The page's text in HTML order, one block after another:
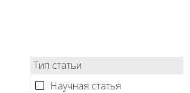
Тип статьи
Научная статья